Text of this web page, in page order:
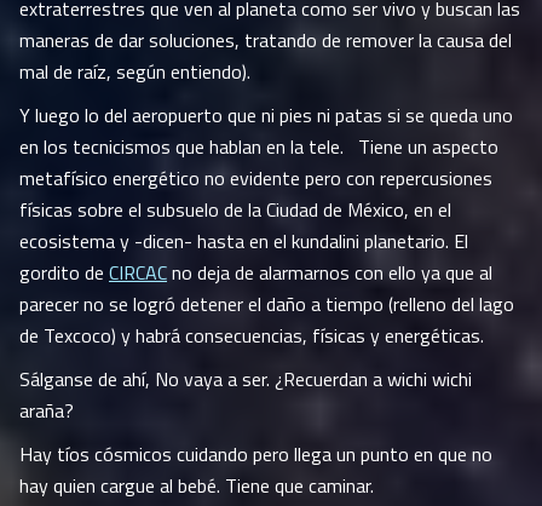
extraterrestres que ven al planeta como ser vivo y buscan las
maneras de dar soluciones, tratando de remover la causa del
mal de raíz, según entiendo).
Y luego lo del aeropuerto que ni pies ni patas si se queda uno
en los tecnicismos que hablan en la tele. Tiene un aspecto
metafísico energético no evidente pero con repercusiones
físicas sobre el subsuelo de la Ciudad de México, en el
ecosistema y -dicen- hasta en el kundalini planetario. El
gordito de CIRCACno deja de alarmarnos con ello ya que al
parecer no se logró detener el daño a tiempo (relleno del lago
de Texcoco) y habrá consecuencias, físicas y energéticas.
Sálganse de ahí, No vaya a ser. ¿Recuerdan a wichi wichi
araña?
Hay tíos cósmicos cuidando pero llega un punto en que no
hay quien cargue al bebé. Tiene que caminar.